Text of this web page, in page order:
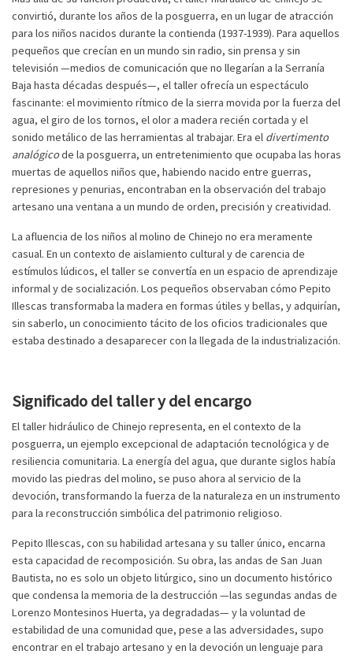
convirtió, durante los años de la posguerra, en un lugar de atracción
para los niños nacidos durante la contienda (1937-1939). Para aquellos
pequeños que crecían en un mundo sin radio, sin prensa y sin
televisión —medios de comunicación que no llegarían a la Serranía
Baja hasta décadas después—, el taller ofrecía un espectáculo
fascinante: el movimiento rítmico de la sierra movida por la fuerza del
agua, el giro de los tornos, el olor a madera recién cortada y el
sonido metálico de las herramientas al trabajar. Era el divertimento
analógicode la posguerra, un entretenimiento que ocupaba las horas
muertas de aquellos niños que, habiendo nacido entre guerras,
represiones y penurias, encontraban en la observación del trabajo
artesano una ventana a un mundo de orden, precisión y creatividad.
La afluencia de los niños al molino de Chinejo no era meramente
casual. En un contexto de aislamiento cultural y de carencia de
estímulos lúdicos, el taller se convertía en un espacio de aprendizaje
informal y de socialización. Los pequeños observaban cómo Pepito
Illescas transformaba la madera en formas útiles y bellas, y adquirían,
sin saberlo, un conocimiento tácito de los oficios tradicionales que
estaba destinado a desaparecer con la llegada de la industrialización.
Significado del taller y del encargo
El taller hidráulico de Chinejo representa, en el contexto de la
posguerra, un ejemplo excepcional de adaptación tecnológica y de
resiliencia comunitaria. La energía del agua, que durante siglos había
movido las piedras del molino, se puso ahora al servicio de la
devoción, transformando la fuerza de la naturaleza en un instrumento
para la reconstrucción simbólica del patrimonio religioso.
Pepito Illescas, con su habilidad artesana y su taller único, encarna
esta capacidad de recomposición. Su obra, las andas de San Juan
Bautista, no es solo un objeto litúrgico, sino un documento histórico
que condensa la memoria de la destrucción —las segundas andas de
Lorenzo Montesinos Huerta, ya degradadas— y la voluntad de
estabilidad de una comunidad que, pese a las adversidades, supo
encontrar en el trabajo artesano y en la devoción un lenguaje para